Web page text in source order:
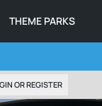
THEME PARKS
OR REGISTER